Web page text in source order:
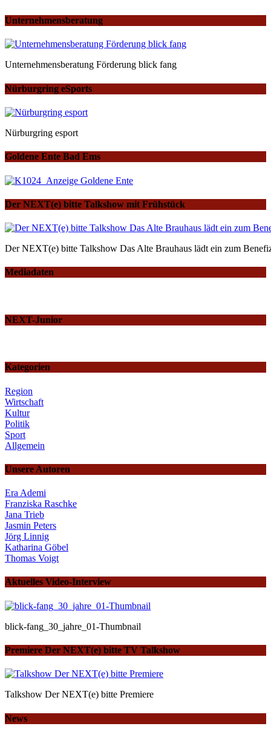
Unternehmensberatung
Unternehmensberatung Förderung blick fang
Nürburgring eSports
Nürburgring esport
Goldene Ente Bad Ems
Der NEXT(e) bitte Talkshow mit Frühstück
Der NEXT(e) bitte Talkshow Das Alte Brauhaus lädt ein zum
Mediadaten
NEXT-Junior
Kategorien
Region
Wirtschaft
Kultur
Politik
Sport
Allgemein
Unsere Autoren
Era Ademi
Franziska Raschke
Jana Trieb
Jasmin Peters
Jörg Linnig
Katharina Göbel
Thomas Voigt
Aktuelles Video-Interview
blick-fang_30_jahre_01-Thumbnail
Premiere Der NEXT(e) bitte TV Talkshow
Talkshow Der NEXT(e) bitte Premiere
News